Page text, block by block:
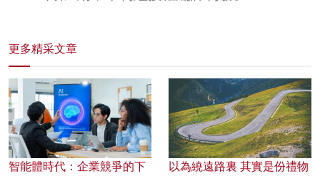
更多精采文章
智能體時代：企業競爭的下
以為繞遠路裏 其實是份禮物